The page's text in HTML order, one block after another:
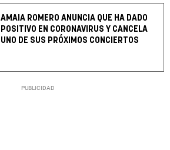
AMAIA ROMERO ANUNCIA QUE HA DADO
POSITIVO EN CORONAVIRUS Y CANCELA
UNO DE SUS PRÓXIMOS CONCIERTOS